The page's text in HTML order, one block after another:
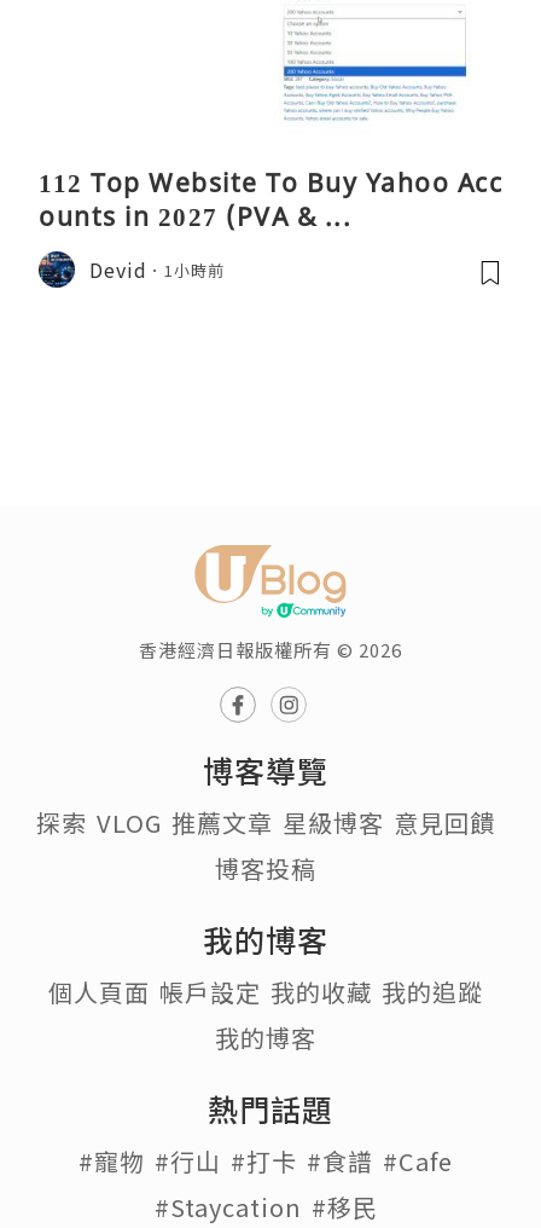
112 Top Website To Buy Yahoo Acc
ounts in 2027 (PVA & ...
Devid 1小時前
香港經濟日報版權所有 © 2026
博客導覽
探索 VLOG 推薦文章 星級博客 意見回饋
博客投稿
我的博客
個人頁面 帳戶設定 我的收藏 我的追蹤
我的博客
熱門話題
#寵物 #行山 #打卡 #食譜 #Cafe
#Staycation #移民